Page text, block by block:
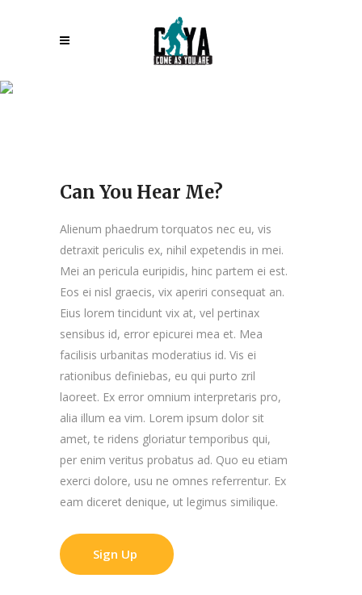
Can You Hear Me?
Alienum phaedrum torquatos nec eu, vis
detraxit periculis ex, nihil expetendis in mei.
Mei an pericula euripidis, hinc partem ei est.
Eos ei nisl graecis, vix aperiri consequat an.
Eius lorem tincidunt vix at, vel pertinax
sensibus id, error epicurei mea et. Mea
facilisis urbanitas moderatius id. Vis ei
rationibus definiebas, eu qui purto zril
laoreet. Ex error omnium interpretaris pro,
alia illum ea vim. Lorem ipsum dolor sit
amet, te ridens gloriatur temporibus qui,
per enim veritus probatus ad. Quo eu etiam
exerci dolore, usu ne omnes referrentur. Ex
eam diceret denique, ut legimus similique.
Sign Up